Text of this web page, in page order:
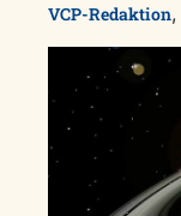
VCP-Redaktion,